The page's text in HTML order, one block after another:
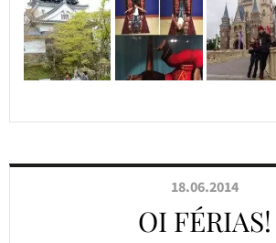
18.06.2014
OI FÉRIAS!